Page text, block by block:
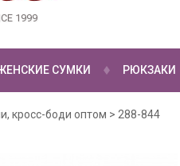
1999
СУМКИ РЮКЗАКИ
кросс-боди оптом > 288-844